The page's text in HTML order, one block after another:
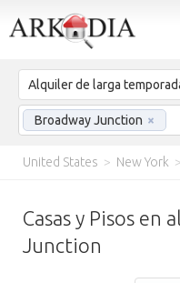
Alquiler de larga
Broadway Junction ×
United States > New York >
Casas y Pisos en
Junction